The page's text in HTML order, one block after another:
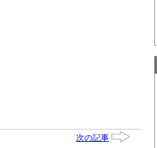
次の記事